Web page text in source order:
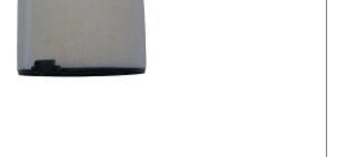
die 17-stellige Fahrgestellnummer(Bsp.
vorab, ob der gewünschte Artikel